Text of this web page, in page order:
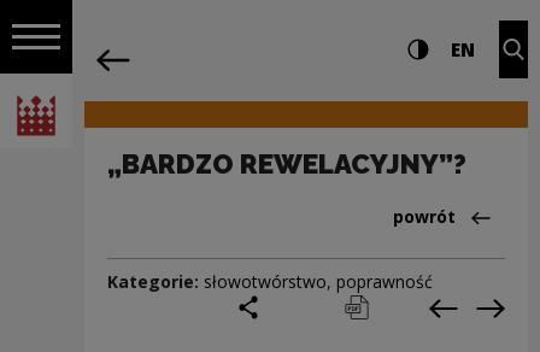
Włącz nawigację
Narodowe Centrum Kultury
Nawigacja Ustawienia i Wysoki
EN
„BARDZO REWELACYJNY”?
Powrót
powrót
Kategorie: słowotwórstwo, poprawność
podziel się
drukuj pobierz